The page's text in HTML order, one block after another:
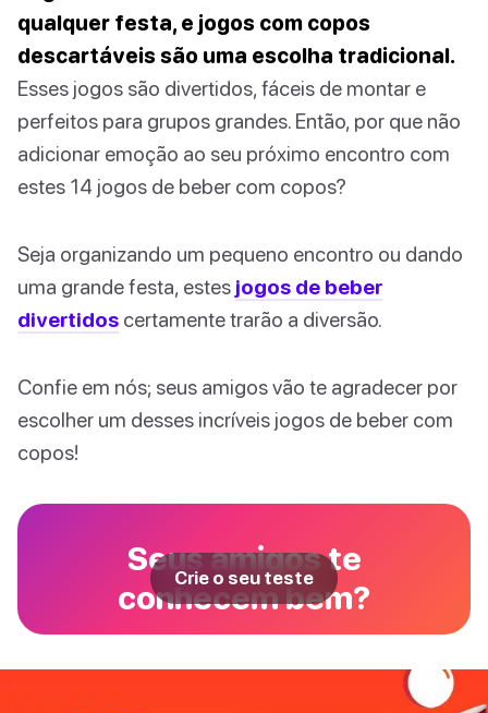
qualquer festa, e jogos com copos
descartáveis são uma escolha tradicional.
Esses jogos são divertidos, fáceis de montar e
perfeitos para grupos grandes. Então, por que não
adicionar emoção ao seu próximo encontro com
estes 14 jogos de beber com copos?
Seja organizando um pequeno encontro ou dando
uma grande festa, estes jogos de beber
divertidos certamente trarão a diversão.
Confie em nós; seus amigos vão te agradecer por
escolher um desses incríveis jogos de beber com
copos!
Seus amigos te
conhecem bem?
Crie o seu teste